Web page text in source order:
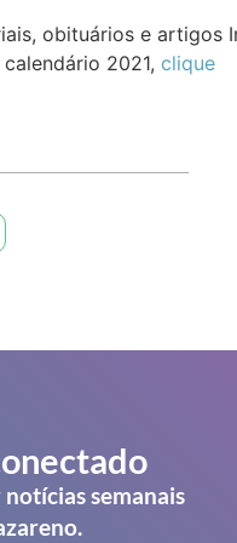
obituários e artigos
2021, clique
semanais